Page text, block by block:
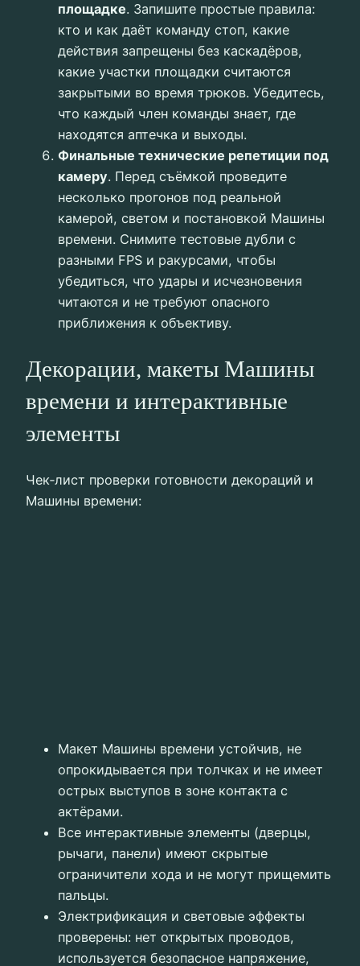
площадке. Запишите простые правила:
кто и как даёт команду стоп, какие
действия запрещены без каскадёров,
какие участки площадки считаются
закрытыми во время трюков. Убедитесь,
что каждый член команды знает, где
находятся аптечка и выходы.
Финальные технические репетиции под
камеру. Перед съёмкой проведите
несколько прогонов под реальной
камерой, светом и постановкой Машины
времени. Снимите тестовые дубли с
разными FPS и ракурсами, чтобы
убедиться, что удары и исчезновения
читаются и не требуют опасного
приближения к объективу.
Декорации, макеты Машины
времени и интерактивные
элементы
Чек‑лист проверки готовности декораций и
Машины времени:
Макет Машины времени устойчив, не
опрокидывается при толчках и не имеет
острых выступов в зоне контакта с
актёрами.
Все интерактивные элементы (дверцы,
рычаги, панели) имеют скрытые
ограничители хода и не могут прищемить
пальцы.
Электрификация и световые эффекты
проверены: нет открытых проводов,
используется безопасное напряжение,